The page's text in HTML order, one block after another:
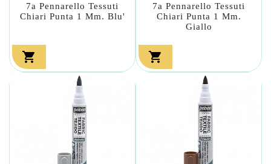
7a Pennarello Tessuti
Chiari Punta 1 Mm. Blu'

7a Pennarello Tessuti
Chiari Punta 1 Mm.
Giallo
